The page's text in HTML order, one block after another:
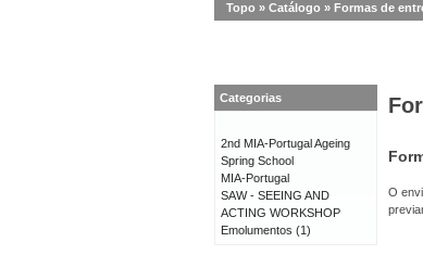
Topo » Catálogo » Formas de
O
Categorias
2nd MIA-Portugal Ageing
Spring School
MIA-Portugal
SAW - SEEING AND
ACTING WORKSHOP
Emolumentos (1)